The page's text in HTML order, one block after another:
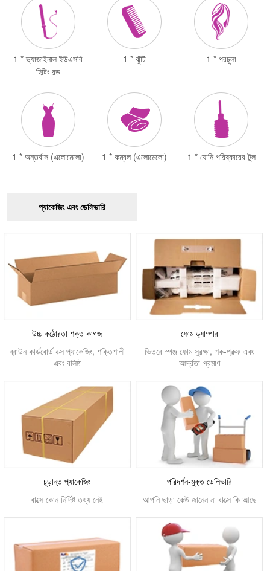
1 * ভ্যাজাইনাল ইউএসবি
হিটিং রড
1 * ঝুঁটি 1 * পরচুলা
1 * অন্তর্বাস (এলোমেলো) 1 * কম্বল (এলোমেলো) 1 * যোনি পরিষ্কারের টুল
প্যাকেজিং এবং ডেলিভারি
উচ্চ কঠোরতা শক্ত কাগজ
ব্রাউন কার্ডবোর্ড বক্স প্যাকেজিং, শক্তিশালী
এবং বলিষ্ঠ
ফোম ড্যাম্পার
ভিতরে স্পঞ্জ ফোম সুরক্ষা, শক-প্রুফ এবং
আর্দ্রতা-প্রমাণ
চূড়ান্ত প্যাকেজিং
বাক্সে কোন নির্দিষ্ট তথ্য নেই
পরিদর্শন-মুক্ত ডেলিভারি
আপনি ছাড়া কেউ জানেন না বাক্সে কি আছে